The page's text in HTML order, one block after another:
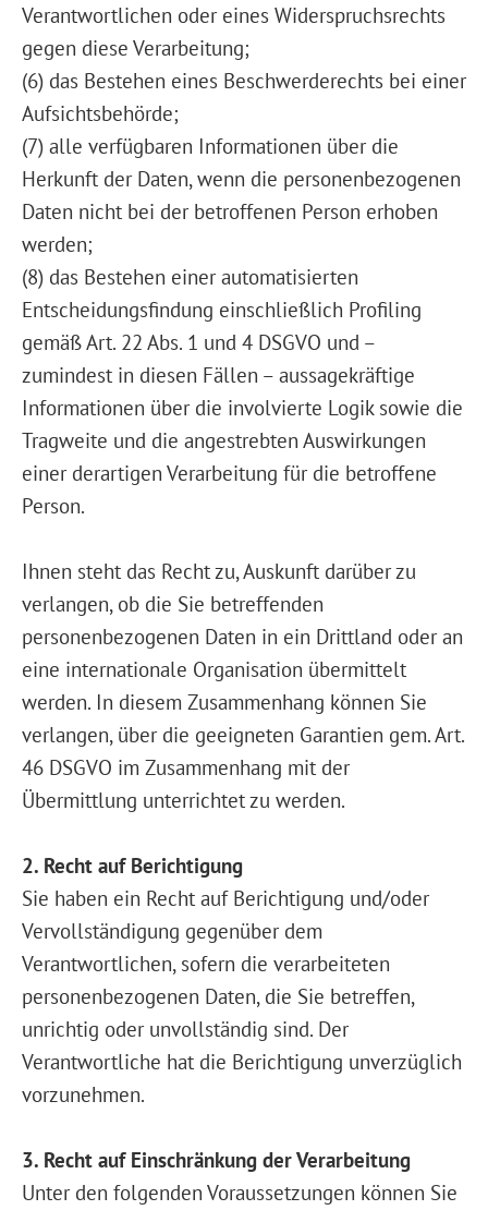
Verantwortlichen oder eines Widerspruchsrechts
gegen diese Verarbeitung;
(6) das Bestehen eines Beschwerderechts bei einer
Aufsichtsbehörde;
(7) alle verfügbaren Informationen über die
Herkunft der Daten, wenn die personenbezogenen
Daten nicht bei der betroffenen Person erhoben
werden;
(8) das Bestehen einer automatisierten
Entscheidungsfindung einschließlich Profiling
gemäß Art. 22 Abs. 1 und 4 DSGVO und –
zumindest in diesen Fällen – aussagekräftige
Informationen über die involvierte Logik sowie die
Tragweite und die angestrebten Auswirkungen
einer derartigen Verarbeitung für die betroffene
Person.
Ihnen steht das Recht zu, Auskunft darüber zu
verlangen, ob die Sie betreffenden
personenbezogenen Daten in ein Drittland oder an
eine internationale Organisation übermittelt
werden. In diesem Zusammenhang können Sie
verlangen, über die geeigneten Garantien gem. Art.
46 DSGVO im Zusammenhang mit der
Übermittlung unterrichtet zu werden.
2. Recht auf Berichtigung
Sie haben ein Recht auf Berichtigung und/oder
Vervollständigung gegenüber dem
Verantwortlichen, sofern die verarbeiteten
personenbezogenen Daten, die Sie betreffen,
unrichtig oder unvollständig sind. Der
Verantwortliche hat die Berichtigung unverzüglich
vorzunehmen.
3. Recht auf Einschränkung der Verarbeitung
Unter den folgenden Voraussetzungen können Sie